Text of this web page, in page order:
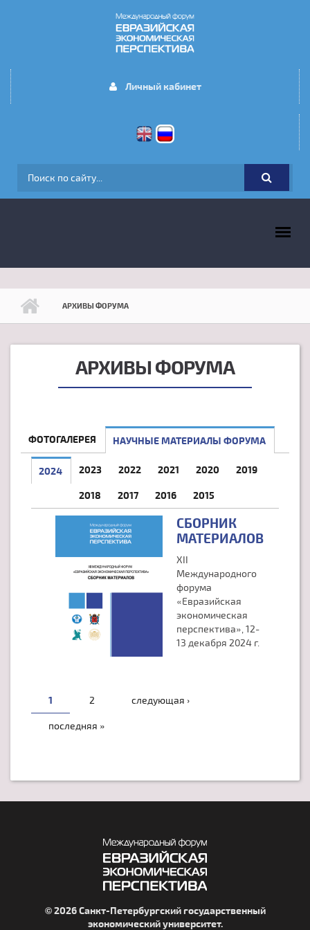
Личный кабинет
ФОРМА ПОИСКА
АРХИВЫ ФОРУМА
АРХИВЫ ФОРУМА
ФОТОГАЛЕРЕЯ НАУЧНЫЕ МАТЕРИАЛЫ ФОРУМА
2024 (АКТИВНАЯ ВКЛАДКА)
2023 2022 2021 2020 2019
2018 2017 2016 2015
СБОРНИК
МАТЕРИАЛОВ
XII
Международного
форума
«Евразийская
экономическая
перспектива», 12-
13 декабря 2024 г.
СТРАНИЦЫ
1 2 следующая ›
последняя »
© 2026 Санкт-Петербургский государственный
экономический университет.